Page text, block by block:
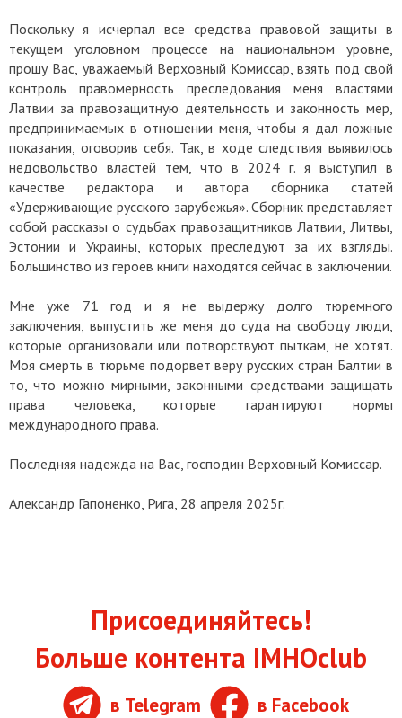
Поскольку я исчерпал все средства правовой защиты в
текущем уголовном процессе на национальном уровне,
прошу Вас, уважаемый Верховный Комиссар, взять под свой
контроль правомерность преследования меня властями
Латвии за правозащитную деятельность и законность мер,
предпринимаемых в отношении меня, чтобы я дал ложные
показания, оговорив себя. Так, в ходе следствия выявилось
недовольство властей тем, что в 2024 г. я выступил в
качестве редактора и автора сборника статей
«Удерживающие русского зарубежья». Сборник представляет
собой рассказы о судьбах правозащитников Латвии, Литвы,
Эстонии и Украины, которых преследуют за их взгляды.
Большинство из героев книги находятся сейчас в заключении.
Мне уже 71 год и я не выдержу долго тюремного
заключения, выпустить же меня до суда на свободу люди,
которые организовали или потворствуют пыткам, не хотят.
Моя смерть в тюрьме подорвет веру русских стран Балтии в
то, что можно мирными, законными средствами защищать
права человека, которые гарантируют нормы
международного права.
Последняя надежда на Вас, господин Верховный Комиссар.
Александр Гапоненко, Рига, 28 апреля 2025г.
Присоединяйтесь!
Больше контента IMHOclub
в Telegram в Facebook